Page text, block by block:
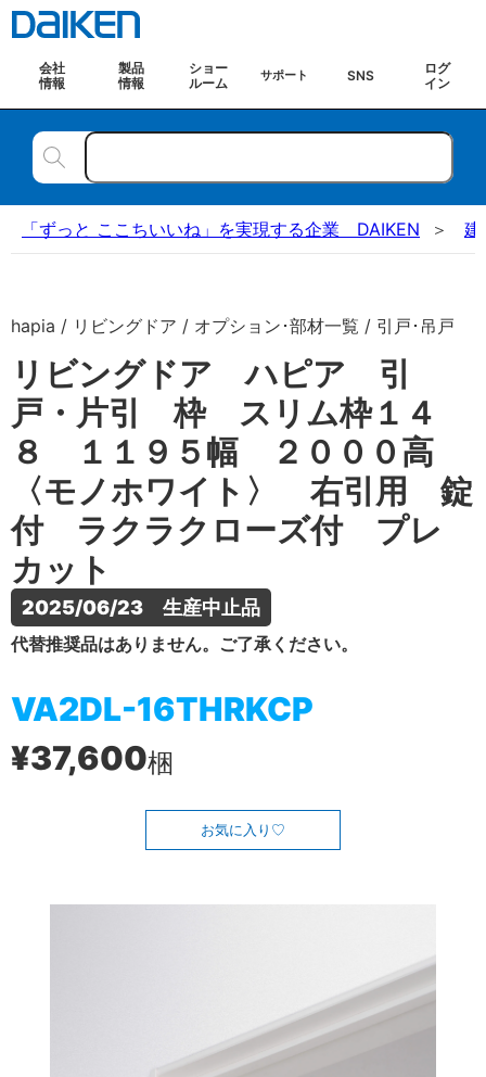
会社
情報
製品
情報
ショー
ルーム
サポート SNS
ログ
イン
「ずっと ここちいいね」を実現する企業 DAIKEN 建
hapia / リビングドア / オプション･部材一覧 / 引戸･吊戸
リビングドア ハピア 引
戸・片引 枠 スリム枠１４
８ １１９５幅 ２０００高
〈モノホワイト〉 右引用 錠
付 ラクラクローズ付 プレ
カット
2025/06/23　生産中止品
代替推奨品はありません。ご了承ください。
VA2DL-16THRKCP
¥37,600梱
お気に入り